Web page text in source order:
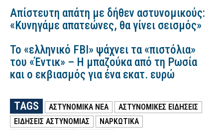
Απίστευτη απάτη με δήθεν αστυνομικούς:
«Κυνηγάμε απατεώνες, θα γίνει σεισμός»
Το «ελληνικό FBI» ψάχνει τα «πιστόλια»
του «Έντικ» – Η μπαζούκα από τη Ρωσία
και ο εκβιασμός για ένα εκατ. ευρώ
TAGS ΑΣΤΥΝΟΜΙΚΑ ΝΕΑ
ΑΣΤΥΝΟΜΙΚΕΣ ΕΙΔΗΣΕΙΣ
ΕΙΔΗΣΕΙΣ ΑΣΤΥΝΟΜΙΑΣ
ΝΑΡΚΩΤΙΚΑ